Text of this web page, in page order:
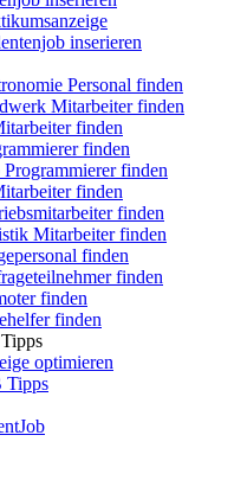
inserieren
Personal finden
Mitarbeiter finden
finden
finden
finden
finden
finden
Mitarbeiter finden
finden
finden
finden
finden
optimieren
Tipps